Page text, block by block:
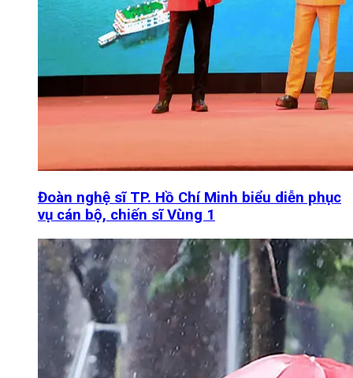
Đoàn nghệ sĩ TP. Hồ Chí Minh biểu diễn phục
vụ cán bộ, chiến sĩ Vùng 1